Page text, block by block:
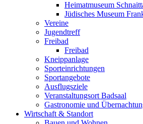
Heimatmuseum
Jüdisches Museum
Vereine
Jugendtreff
Freibad
Freibad
Kneippanlage
Sporteinrichtungen
Sportangebote
Ausflugsziele
Veranstaltungsort Badsaal
Gastronomie und
Wirtschaft & Standort